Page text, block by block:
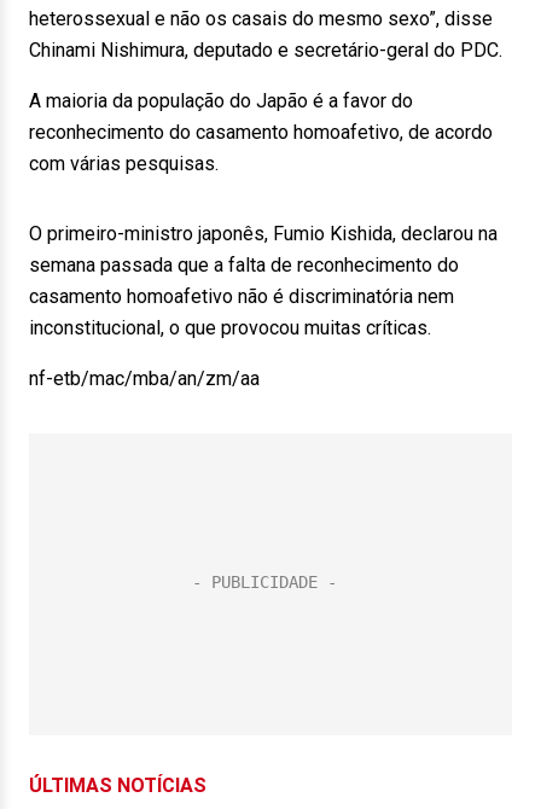
heterossexual e não os casais do mesmo sexo”, disse
Chinami Nishimura, deputado e secretário-geral do PDC.
A maioria da população do Japão é a favor do
reconhecimento do casamento homoafetivo, de acordo
com várias pesquisas.
O primeiro-ministro japonês, Fumio Kishida, declarou na
semana passada que a falta de reconhecimento do
casamento homoafetivo não é discriminatória nem
inconstitucional, o que provocou muitas críticas.
nf-etb/mac/mba/an/zm/aa